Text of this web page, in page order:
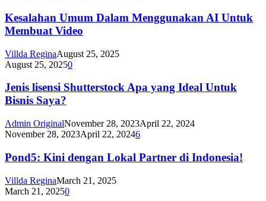
Kesalahan Umum Dalam Menggunakan AI Untuk
Membuat Video
Villda ReginaAugust 25, 2025
August 25, 20250
Jenis lisensi Shutterstock Apa yang Ideal Untuk
Bisnis Saya?
Admin OriginalNovember 28, 2023April 22, 2024
November 28, 2023April 22, 20246
Pond5: Kini dengan Lokal Partner di Indonesia!
Villda ReginaMarch 21, 2025
March 21, 20250